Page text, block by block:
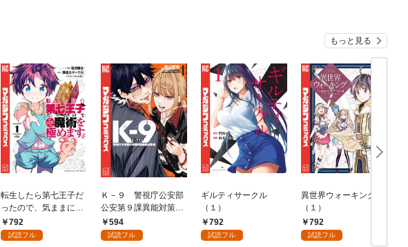
もっと見る
転生したら第七王子だ
ったので、気ままに魔
術を極めます（１）
792
試読フル
Ｋ－９ 警視庁公安部
公安第９課異能対策係
（１）
594
試読フル
ギルティサークル
（１）
792
試読フル
異世界ウォーキング
（１）
792
試読フル